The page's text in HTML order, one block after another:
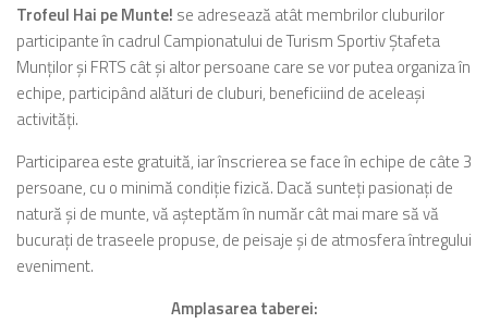
Trofeul Hai pe Munte! se adresează atât membrilor cluburilor
participante în cadrul Campionatului de Turism Sportiv Ştafeta
Munţilor şi FRTS cât şi altor persoane care se vor putea organiza în
echipe, participând alături de cluburi, beneficiind de aceleaşi
activităţi.
Participarea este gratuită, iar înscrierea se face în echipe de câte 3
persoane, cu o minimă condiţie fizică. Dacă sunteţi pasionaţi de
natură şi de munte, vă aşteptăm în număr cât mai mare să vă
bucuraţi de traseele propuse, de peisaje şi de atmosfera întregului
eveniment.
Amplasarea taberei: